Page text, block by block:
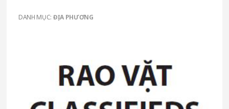
DANH MỤC: ĐỊA PHƯƠNG
Sidebar